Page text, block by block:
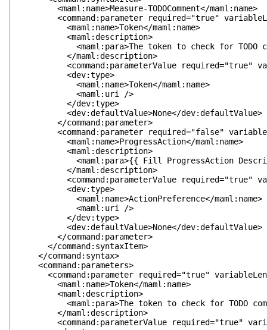
<maml:name>Measure-TODOComment</maml:name>
<command:parameter required="true"
<maml:name>Token</maml:name>
<maml:description>
<maml:para>The token to check for TODO
</maml:description>
<command:parameterValue required="true"
<dev:type>
<maml:name>Token</maml:name>
<maml:uri />
</dev:type>
<dev:defaultValue>None</dev:defaultValue>
</command:parameter>
<command:parameter required="false"
<maml:name>ProgressAction</maml:name>
<maml:description>
<maml:para>{{ Fill ProgressAction
</maml:description>
<command:parameterValue required="true"
<dev:type>
<maml:name>ActionPreference</maml:name>
<maml:uri />
</dev:type>
<dev:defaultValue>None</dev:defaultValue>
</command:parameter>
</command:syntaxItem>
</command:syntax>
<command:parameters>
<command:parameter required="true"
<maml:name>Token</maml:name>
<maml:description>
<maml:para>The token to check for TODO
</maml:description>
<command:parameterValue required="true"